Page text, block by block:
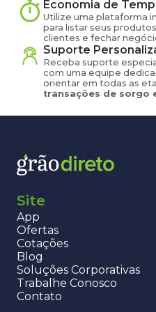
Economia de
Utilize uma plataforma
para listar seus
clientes e fechar
Suporte
Receba suporte
com uma equipe
orientar em todas as
transações de sorgo
Site
App
Ofertas
Cotações
Blog
Soluções Corporativas
Trabalhe Conosco
Contato